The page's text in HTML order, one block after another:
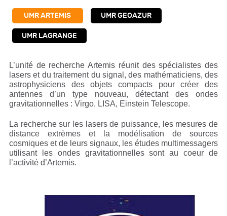
UMR ARTEMIS UMR GEOAZUR
UMR LAGRANGE
L’unité de recherche Artemis réunit des spécialistes des
lasers et du traitement du signal, des mathématiciens, des
astrophysiciens des objets compacts pour créer des
antennes d’un type nouveau, détectant des ondes
gravitationnelles : Virgo, LISA, Einstein Telescope.
La recherche sur les lasers de puissance, les mesures de
distance extrèmes et la modélisation de sources
cosmiques et de leurs signaux, les études multimessagers
utilisant les ondes gravitationnelles sont au coeur de
l’activité d’Artemis.